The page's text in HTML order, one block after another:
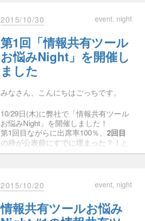
こちらの記事はイベントのまとめサイト、
お手数ですが以下のページをご覧くださ
http://johokaigi.org/articles/2015/11/09/
Twitter
Facebook
Hatena
Pocket
2015/10/30 event night
第1回「情報共有ツール
お悩みNight」を開催し
ました
みなさん、こんにちはごっちです。
10/29日(木)に弊社で「情報共有ツール
お悩みNight」を開催しました！
第1回目ながらに出席率100％、 2回目
の枠が公表前にすでに埋まった？！ と
いうお悩みNightの様子をレポートしま
##全体の流れ
– 19:30 開場・@htomine よりご挨拶
– 19:35 自己紹介
2015/10/20 event night
情報共有ツールお悩み